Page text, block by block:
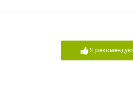
Я рекомендую